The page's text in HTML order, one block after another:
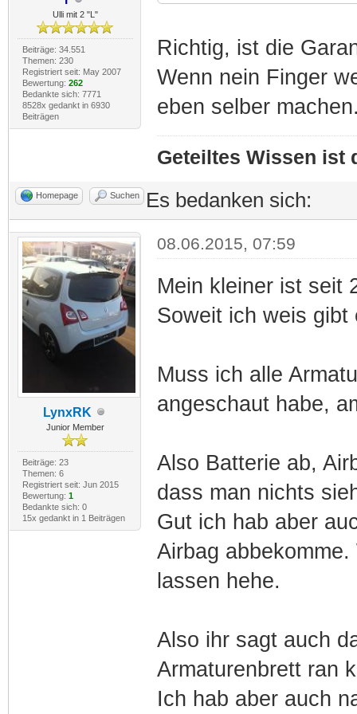
Ulli mit 2 "L"
Beiträge: 34.551
Themen: 230
Registriert seit: May 2007
Bewertung: 262
Bedankte sich: 7771
8528x gedankt in 6930
Beiträgen
Richtig, ist die
Wenn nein Finger
eben selber
Geteiltes Wissen ist
Homepage Suchen Es bedanken sich:
LynxRK
Junior Member
Beiträge: 23
Themen: 6
Registriert seit: Jun 2015
Bewertung: 1
Bedankte sich: 0
15x gedankt in 1 Beiträgen
08.06.2015, 07:59
Mein kleiner ist seit
Soweit ich weis gibt
Muss ich alle
angeschaut habe,
Also Batterie ab,
dass man nichts
Gut ich hab aber
Airbag
lassen hehe.
Also ihr sagt auch
Armaturenbrett ran
Ich hab aber auch